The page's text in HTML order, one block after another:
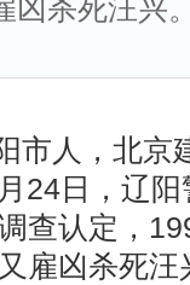
凶杀死汪兴
市人，北京
24日，辽阳
查认定，
又雇凶杀死汪